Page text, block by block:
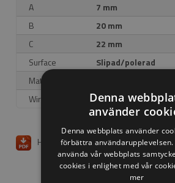
A
7 mm
B
20 mm
C
22 mm
Surface
Slipad/polerad
Materiel
Wire
Ø4 mm
Hämta ritning
Denna
använder
Denna webbplats använder
förbättra
använda vår webbplats
cookies i enlighet med vår
mer